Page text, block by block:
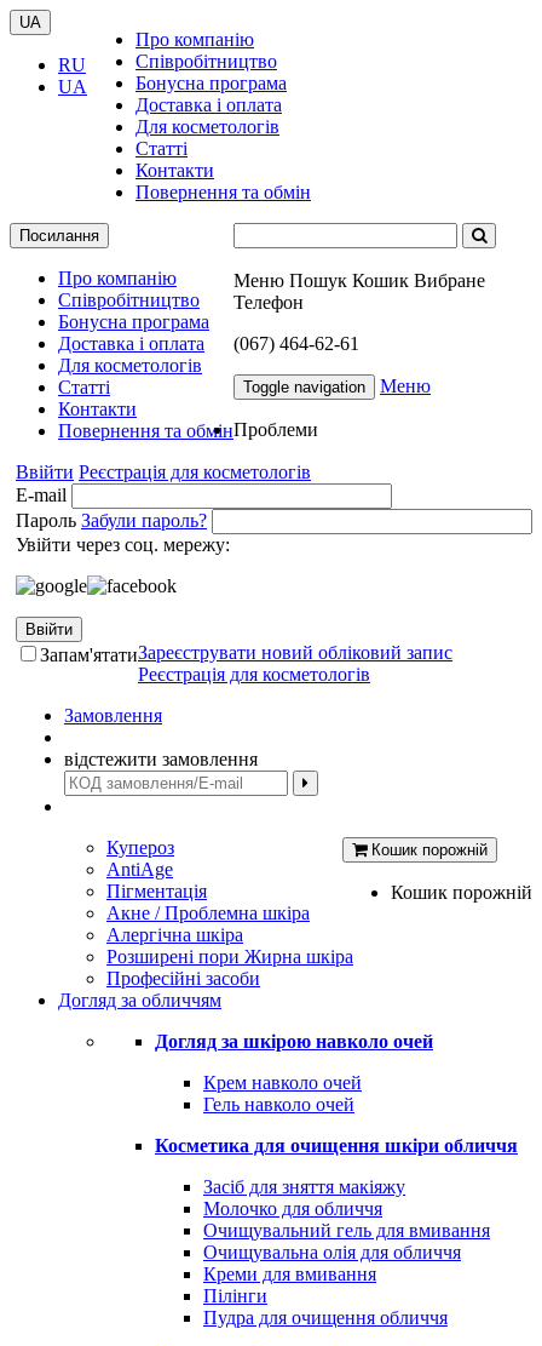
UA
RU
UA
Про компанію
Співробітництво
Бонусна програма
Доставка і оплата
Для косметологів
Статті
Контакти
Повернення та обмін
Посилання
Про компанію
Співробітництво
Бонусна програма
Доставка і оплата
Для косметологів
Статті
Контакти
Повернення та обмін
Ввійти Реєстрація для косметологів
E-mail
Пароль Забули пароль?
Увійти через соц. мережу:
Ввійти
Запам'ятатиЗареєструвати новий обліковий запис
Реєстрація для косметологів
Замовлення
відстежити замовлення
Меню Пошук Кошик Вибране
Телефон
(067) 464-62-61
Кошик порожній
Кошик порожній
Toggle navigation Меню
Проблеми
Купероз
AntiAge
Пігментація
Акне / Проблемна шкіра
Алергічна шкіра
Розширені пори Жирна шкіра
Професійні засоби
Догляд за обличчям
Догляд за шкірою навколо очей
Крем навколо очей
Гель навколо очей
Косметика для очищення шкіри обличчя
Засіб для зняття макіяжу
Молочко для обличчя
Очищувальний гель для вмивання
Очищувальна олія для обличчя
Креми для вмивання
Пілінги
Пудра для очищення обличчя